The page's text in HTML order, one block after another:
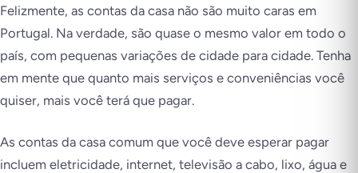
Felizmente, as contas da casa não são muito caras em
Portugal. Na verdade, são quase o mesmo valor em todo o
país, com pequenas variações de cidade para cidade. Tenha
em mente que quanto mais serviços e conveniências você
quiser, mais você terá que pagar.
As contas da casa comum que você deve esperar pagar
incluem eletricidade, internet, televisão a cabo, lixo, água e